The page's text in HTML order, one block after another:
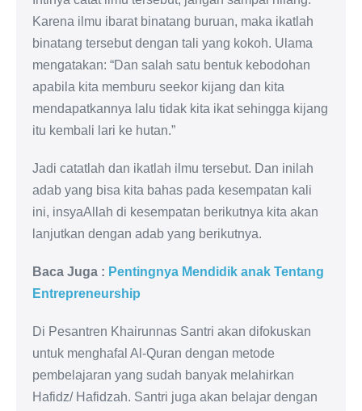
Karena ilmu ibarat binatang buruan, maka ikatlah
binatang tersebut dengan tali yang kokoh. Ulama
mengatakan: “Dan salah satu bentuk kebodohan
apabila kita memburu seekor kijang dan kita
mendapatkannya lalu tidak kita ikat sehingga kijang
itu kembali lari ke hutan.”
Jadi catatlah dan ikatlah ilmu tersebut. Dan inilah
adab yang bisa kita bahas pada kesempatan kali
ini, insyaAllah di kesempatan berikutnya kita akan
lanjutkan dengan adab yang berikutnya.
Baca Juga : Pentingnya Mendidik anak Tentang
Entrepreneurship
Di Pesantren Khairunnas Santri akan difokuskan
untuk menghafal Al-Quran dengan metode
pembelajaran yang sudah banyak melahirkan
Hafidz/ Hafidzah. Santri juga akan belajar dengan